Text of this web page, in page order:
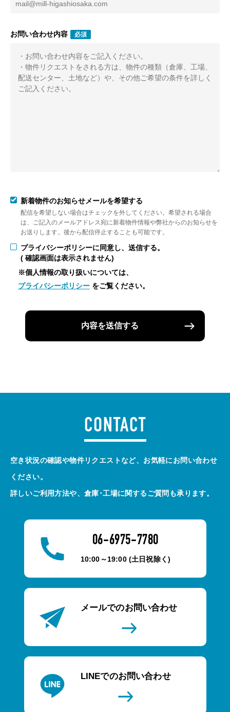
お問い合わせ内容 必須
新着物件のお知らせメールを希望する
配信を希望しない場合はチェックを外してください。希望される場合
は、ご記入のメールアドレス宛に新着物件情報や弊社からのお知らせを
お送りします。後から配信停止することも可能です。
プライバシーポリシーに同意し、送信する。
( 確認画面は表示されません)
※個人情報の取り扱いについては、
プライバシーポリシー をご覧ください。
内容を送信する
CONTACT
空き状況の確認や物件リクエストなど、お気軽にお問い合わせ
ください。
詳しいご利用方法や、倉庫･工場に関するご質問も承ります。
06-6975-7780
10:00～19:00 (土日祝除く)
メールでのお問い合わせ
LINEでのお問い合わせ